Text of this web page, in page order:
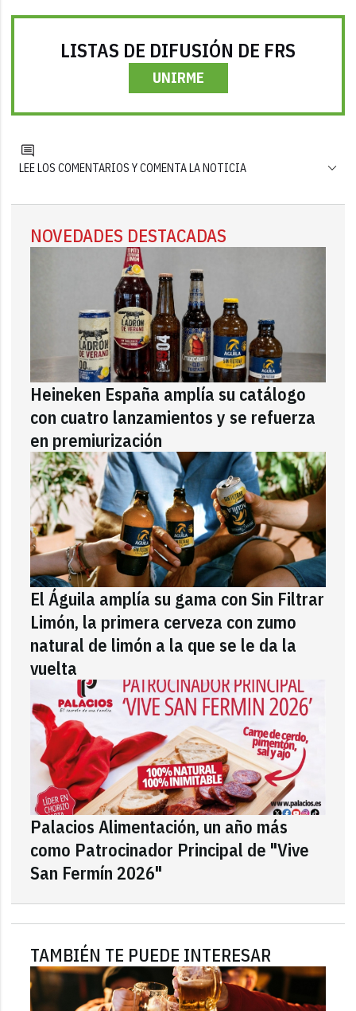
LISTAS DE DIFUSIÓN DE FRS
UNIRME
LEE LOS COMENTARIOS Y COMENTA LA NOTICIA
NOVEDADES DESTACADAS
Heineken España amplía su catálogo
con cuatro lanzamientos y se refuerza
en premiurización
El Águila amplía su gama con Sin Filtrar
Limón, la primera cerveza con zumo
natural de limón a la que se le da la
vuelta
Palacios Alimentación, un año más
como Patrocinador Principal de "Vive
San Fermín 2026"
TAMBIÉN TE PUEDE INTERESAR